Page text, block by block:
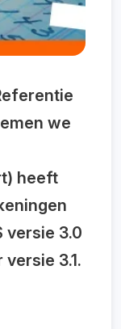
we
heeft
versie 3.0
3.1.